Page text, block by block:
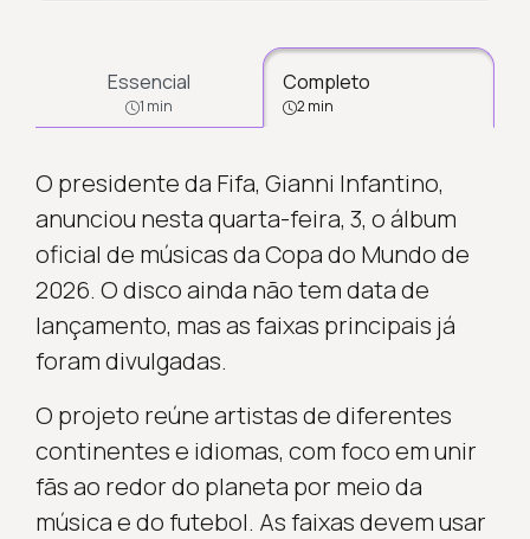
Essencial
1 min
Completo
2 min
O presidente da Fifa, Gianni Infantino,
anunciou nesta quarta-feira, 3, o álbum
oficial de músicas da Copa do Mundo de
2026. O disco ainda não tem data de
lançamento, mas as faixas principais já
foram divulgadas.
O projeto reúne artistas de diferentes
continentes e idiomas, com foco em unir
fãs ao redor do planeta por meio da
música e do futebol. As faixas devem usar